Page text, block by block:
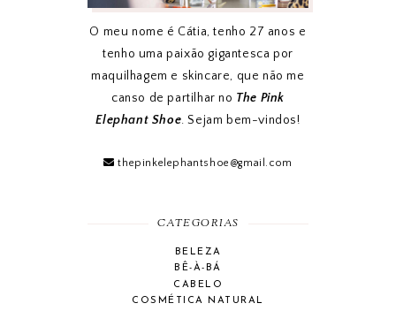
O meu nome é Cátia, tenho 27 anos e
tenho uma paixão gigantesca por
maquilhagem e skincare, que não me
canso de partilhar no The Pink
Elephant Shoe. Sejam bem-vindos!
thepinkelephantshoe@gmail.com
CATEGORIAS
BELEZA
BÊ-À-BÁ
CABELO
COSMÉTICA NATURAL